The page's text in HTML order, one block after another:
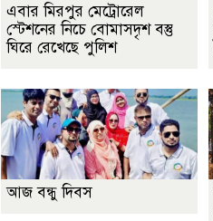
এবার মিরপুর মেট্রোরেল
স্টেশনের নিচে বোমাসদৃশ বস্তু
ঘিরে রেখেছে পুলিশ
আজ বন্ধু দিবস